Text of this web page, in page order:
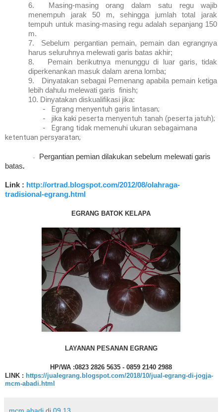
6.
Masing-masing orang dalam satu regu wajib
menempuh jarak 50 m, sehingga jumlah total jarak
tempuh untuk masing-masing regu adalah sepanjang 150
m.
7.
Sebelum pergantian pemain, pemain dan egrangnya
harus seluruhnya melewati garis batas akhir;
8.
Pemain berikutnya menunggu di luar garis, tidak
diperkenankan masuk dalam arena lomba;
9.
Dinyatakan sebagai Pemenang apabila pemain ketiga
lebih dahulu melewati garis finish;
10. Dinyatakan diskualifikasi jika:
-
Egrang menyentuh garis lintasan;
-
jika kaki peserta menyentuh tanah (peserta jatuh);
-
Egrang tidak memenuhi ukuran sebagaimana
ketentuan persyaratan;
-
Pergantian pemian dilakukan sebelum melewati garis
batas.
Link : http://ortrad.blogspot.com/2012/08/olahraga-
tradisional-egrang.html
EGRANG BATOK KELAPA
LAYANAN PESANAN EGRANG
HP/WA :0823 2826 5635 - 0859 2140 2988
LINK : https://jualegrang.blogspot.com/2018/10/jual-egrang-di-jogja-
mcm-abadi.html
mcm abadi di 09.13